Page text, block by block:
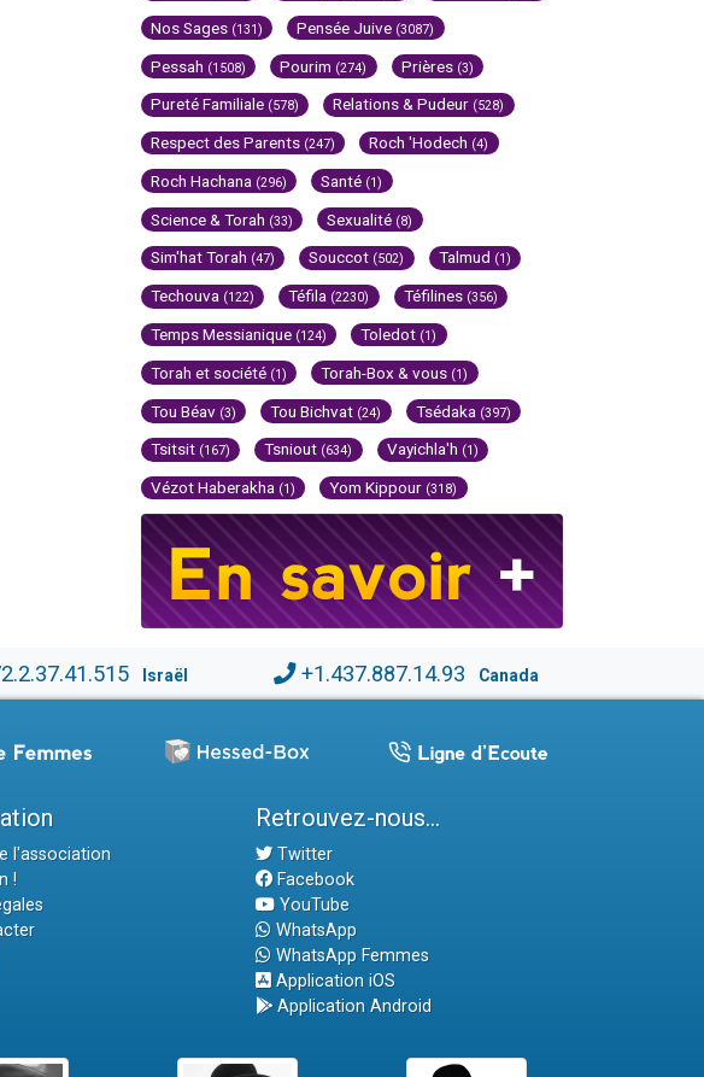
Nos Sages (131) Pensée Juive (3087)
Pessah (1508) Pourim (274) Prières (3)
Pureté Familiale (578) Relations & Pudeur (528)
Respect des Parents (247) Roch 'Hodech (4)
Roch Hachana (296) Santé (1)
Science & Torah (33) Sexualité (8)
Sim'hat Torah (47) Souccot (502) Talmud (1)
Techouva (122) Téfila (2230) Téfilines (356)
Temps Messianique (124) Toledot (1)
Torah et société (1) Torah-Box & vous (1)
Tou Béav (3) Tou Bichvat (24) Tsédaka (397)
Tsitsit (167) Tsniout (634) Vayichla'h (1)
Vézot Haberakha (1) Yom Kippour (318)
Israël +1.437.887.14.93 Canada
l'association
!
Retrouvez-nous...
Twitter
Facebook
YouTube
WhatsApp
WhatsApp Femmes
Application iOS
Application Android